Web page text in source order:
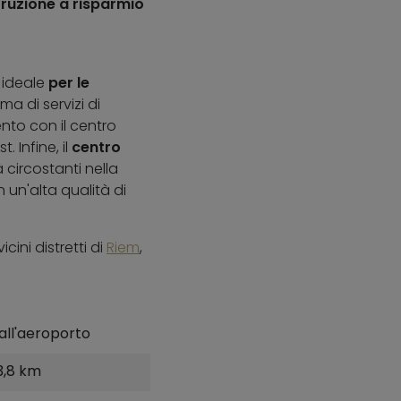
ideale per le
di servizi di
con il centro
Infine, il centro
circostanti nella
un'alta qualità di
distretti di Riem,
km